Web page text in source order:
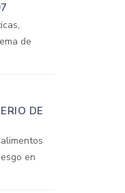
de
DE
en